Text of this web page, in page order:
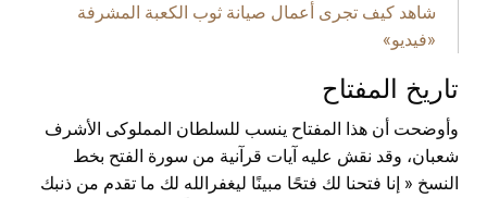
شاهد كيف تجرى أعمال صيانة ثوب الكعبة المشرفة
«فيديو»
تاريخ المفتاح
وأوضحت أن هذا المفتاح ينسب للسلطان المملوكى الأشرف
شعبان، وقد نقش عليه آيات قرآنية من سورة الفتح بخط
النسخ « إنا فتحنا لك فتحًا مبينًا ليغفرالله لك ما تقدم من ذنبك